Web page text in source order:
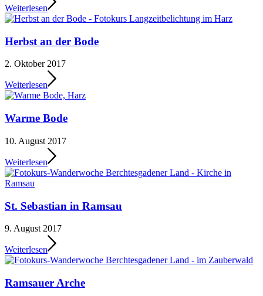
Weiterlesen
Herbst an der Bode
2. Oktober 2017
Weiterlesen
Warme Bode
10. August 2017
Weiterlesen
St. Sebastian in Ramsau
9. August 2017
Weiterlesen
Ramsauer Arche